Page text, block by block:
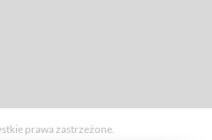
prawa zastrzeżone.